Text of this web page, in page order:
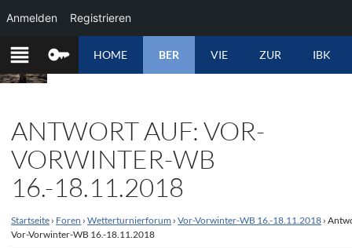
ZUM
INHALT
SPRINGEN
HOME BER VIE ZUR IBK
ANTWORT AUF: VOR-
VORWINTER-WB
16.-18.11.2018
Startseite › Foren › Wetterturnierforum › Vor-Vorwinter-WB 16.-18.11.2018 ›
Vor-Vorwinter-WB 16.-18.11.2018
Anmelden Registrieren